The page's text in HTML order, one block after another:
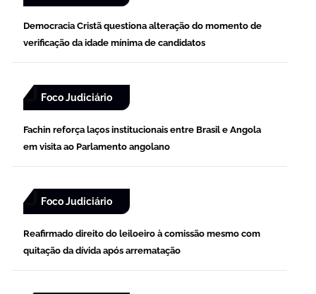
Democracia Cristã questiona alteração do momento de
verificação da idade mínima de candidatos
Foco Judiciário
Fachin reforça laços institucionais entre Brasil e Angola
em visita ao Parlamento angolano
Foco Judiciário
Reafirmado direito do leiloeiro à comissão mesmo com
quitação da dívida após arrematação